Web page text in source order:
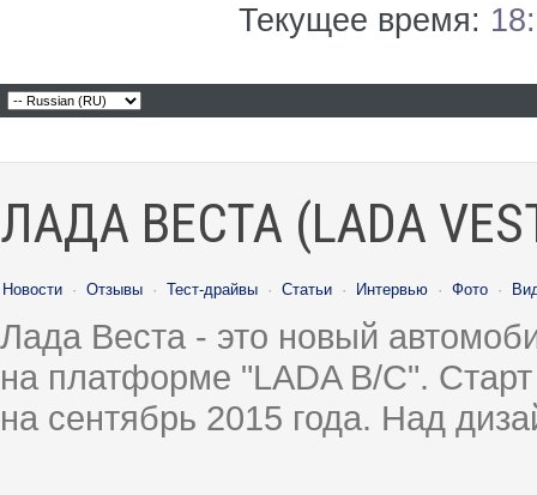
Текущее время:
ЛАДА ВЕСТА (LADA
Новости · Отзывы · Тест-драйвы · Статьи · Интервью · Фото ·
Лада Веста - это новый
на платформе "LADA B/C".
на сентябрь 2015 года. Над